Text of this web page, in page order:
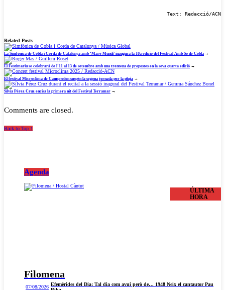
Text: Redacció/ACN
Related Posts
La Simfònica de Cobla i Corda de Catalunya amb ‘Mare Mundi’ inaugura la 10a edició del Festival Amb So de Cobla →
El Festimariu se celebrarà de l’11 al 13 de setembre amb una trentena de propostes en la seva quarta edició →
El festival Microclima de Camprodon suspèn la segona jornada per la pluja →
Sílvia Pérez Cruz encisa la primera nit del Festival Terramar →
Comments are closed.
Back to Top ↑
Agenda
Filomena
ÚLTIMA
HORA
07/08/2026 Efemèrides del Dia: Tal dia com avui però de… 1948 Neix el cantautor Pau